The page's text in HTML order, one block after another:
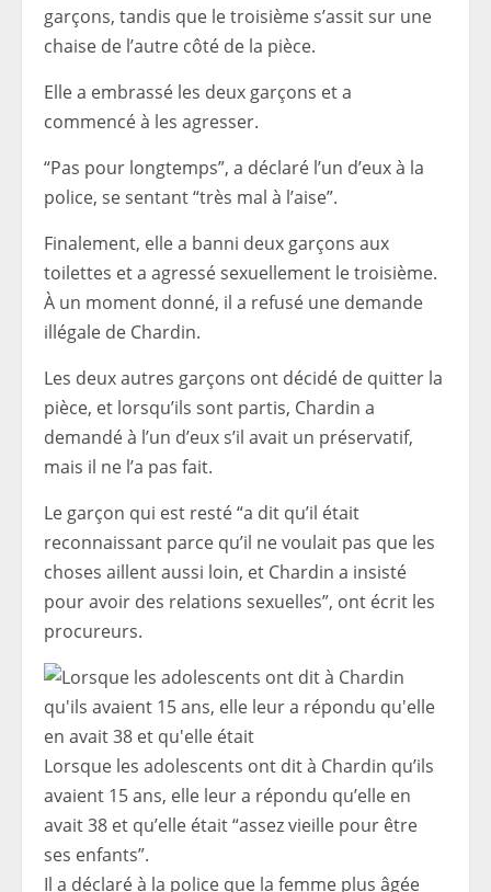
garçons, tandis que le troisième s’assit sur une
chaise de l’autre côté de la pièce.
Elle a embrassé les deux garçons et a
commencé à les agresser.
“Pas pour longtemps”, a déclaré l’un d’eux à la
police, se sentant “très mal à l’aise”.
Finalement, elle a banni deux garçons aux
toilettes et a agressé sexuellement le troisième.
À un moment donné, il a refusé une demande
illégale de Chardin.
Les deux autres garçons ont décidé de quitter la
pièce, et lorsqu’ils sont partis, Chardin a
demandé à l’un d’eux s’il avait un préservatif,
mais il ne l’a pas fait.
Le garçon qui est resté “a dit qu’il était
reconnaissant parce qu’il ne voulait pas que les
choses aillent aussi loin, et Chardin a insisté
pour avoir des relations sexuelles”, ont écrit les
procureurs.
Lorsque les adolescents ont dit à Chardin qu’ils
avaient 15 ans, elle leur a répondu qu’elle en
avait 38 et qu’elle était “assez vieille pour être
ses enfants”.
Il a déclaré à la police que la femme plus âgée